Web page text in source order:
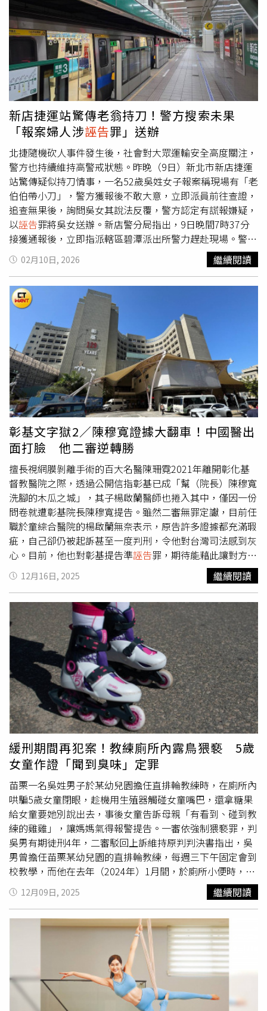
被跨海通緝，希望能有相關單位協助，別讓一切依法行事的
雇主反成為被害人。
不實指控進行政治操作，以免觸法。他強調，若不願進入司
法程序釐清真相，反而持續對外放話，將使整起事件更像是
一場政治抹黑，應由司法機關依法調查，還原事實。
新店捷運站驚傳老翁持刀！警方搜索未果
「報案婦人涉誣告罪」送辦
北捷隨機砍人事件發生後，社會對大眾運輸安全高度關注，
警方也持續維持高警戒狀態。昨晚（9日）新北市新店捷運
站驚傳疑似持刀情事，一名52歲吳姓女子報案稱現場有「老
伯伯帶小刀」，警方獲報後不敢大意，立即派員前往查證，
追查無果後，詢問吳女其說法反覆，警方認定有謊報嫌疑，
以誣告罪將吳女送辦。新店警分局指出，9日晚間7時37分
接獲通報後，立即指派轄區碧潭派出所警力趕赴現場。警方
抵達新店捷運站時，並未發現持刀男子，也未見任何人員受
傷或現場出現恐慌狀況。儘管如此，警方仍依程序提高警
戒，在捷運站體及周邊持續巡查、戒備，並成立專案小組，
調閱車廂與月台監視器畫面進行比對查證，然而多方檢視
後，仍未發現與報案內容相符的可疑對象。警方隨後循線追
查報案來源，於當晚11時許找到吳姓報案人。不過，吳女對
事件經過說法反覆，對關鍵細節交代不清，且未能配合警方
指認相關對象，行為與報案內容出現明顯落差。警方綜合研
判後，認為該案具有謊報嫌疑，經警詢完畢，已依刑法第
171條未指定犯人誣告罪，將吳姓女子函送偵辦。
02月10日, 2026 繼續閱讀
彰基文字獄2／陳穆寬證據大翻車！中國醫出
面打臉 他二審逆轉勝
擅長視網膜剝離手術的百大名醫陳珊霓2021年離開彰化基
督教醫院之際，透過公開信指彰基已成「幫（院長）陳穆寬
洗腳的木瓜之城」，其子楊啟蘭醫師也捲入其中，僅因一份
問卷就遭彰基院長陳穆寬提告。雖然二審無罪定讞，目前任
職於童綜合醫院的楊啟蘭無奈表示，原告許多證據都充滿瑕
疵，自己卻仍被起訴甚至一度判刑，令他對台灣司法感到灰
心。目前，他也對彰基提告準誣告罪，期待能藉此讓對方負
起應負的法律責任。楊啟蘭醫師表示，陳穆寬院長在偵查及
一審審理期間提出的許多證據明顯存在瑕疵，但自己卻依然
被起訴、判刑，還好二審還他公道。（圖／黃耀徵攝）楊啟
蘭任職彰基時所製作的這份15題的問卷中，被彰化地方法院
判決有罪的部份共有2題，分別是指涉陳穆寬過去因為小事
情就開除即將完訓的總醫師以及累積二年資歷的住院醫師；
COVID-19疫情緊張期間，彰基是全國醫學中心裡，唯一非
住院插管全身麻醉不用進行COVID-19檢測的醫院，甚至有
麻醉科主任還為此跟陳穆寬下跪。楊啟蘭向記者說明關於醫
師被開除的部份，主要談論的是趙子彥醫師以及劉金瑞醫師
的經歷，楊啟蘭解釋「醫師在拿到專科醫師證照以前被解雇
就得重新累計年資，像問卷中提及的總醫師趙子彥因為科別
的關係需累計5年，這時遭到開除就必須重跑5年的年資，對
醫師生涯來說有相當重大的影響」。楊元綱律師說明，目前
已對趙子彥醫師告發偽證罪以及對彰基醫院提起準
訴。（圖／黃耀徵攝）楊啟蘭的委任律師楊元綱律師解釋，
一審時趙子彥醫師曾出庭作證表示自己未遭開除被採信，但
二審法官去調了趙子彥醫師勞保等資訊以後，發現和其證述
並不相符，認定問卷內容並非憑空捏造。至於問卷提及劉金
瑞醫師部份，則是由劉金瑞出庭作證時直接表明「自己被迫
要自願離職」被法院採信。另外，問卷中指涉「唯一非住院
插管全身麻醉不用進行COVID-19檢測的醫院，甚至有麻醉
科主任還為此跟陳穆寬下跪」部份，被提及的麻醉科主任謝
宜哲曾於一審出庭作證否認下跪。楊元綱律師說，但是二審
法官認為謝宜哲醫師當時和陳穆寬擁有上下屬關係，因此證
詞可能會有偏頗，故不採信。至於關於COVID-19檢測部
份，偵查庭時彰基醫院曾發函給調查局表示中國附醫和中山
附醫所採標準與彰基相同，但於一審時遭中國醫藥大學附設
醫院眼科黃姓醫師的證詞，以及中國醫和中山醫回函給打
臉。二審審判時，陳珊霓證稱在疫情爆發期間，彰基總院部
分確實「沒有住院不需要快篩」，但全麻是最危險的動作，
12月16日, 2025 繼續閱讀
緩刑期間再犯案！教練廁所內露鳥猥褻 5歲
女童作證「聞到臭味」定罪
苗栗一名吳姓男子於某幼兒園擔任直排輪教練時，在廁所內
哄騙5歲女童閉眼，趁機用生殖器觸碰女童嘴巴，還拿糖果
給女童要她別說出去，事後女童告訴母親「有看到、碰到教
練的雞雞」，讓媽媽氣得報警提告。一審依強制猥褻罪，判
吳男有期徒刑4年，二審駁回上訴維持原判判決書指出，吳
男曾擔任苗栗某幼兒園的直排輪教練，每週三下午固定會到
校教學，而他在去年（2024年）1月間，於廁所小便時，發
現一名5歲女童也走進廁所，吳男便哄騙女童閉上眼睛，再
趁機脫褲露出生殖器，還用下體觸碰女童嘴唇。女童發現有
異物碰到自己便睜開眼睛，吳男才趕緊穿上褲子走到洗台手
洗手，並拿出1顆糖果給女童，要她別講此事告知其他人。
當天傍晚，女童母親載著姊姊來幼兒園接她，女童上車後就
跟家人分享自己收到教練給的糖果，並稱「有看到、碰到教
練的雞雞」，而女童母親驚覺狀況不對勁，立即到警局報
案。案經苗栗地院審理時，吳男矢口否認犯行，辯稱只是去
上廁所，且女童是在進到廁所後就討要糖果，並非他主動給
12月09日, 2025 繼續閱讀